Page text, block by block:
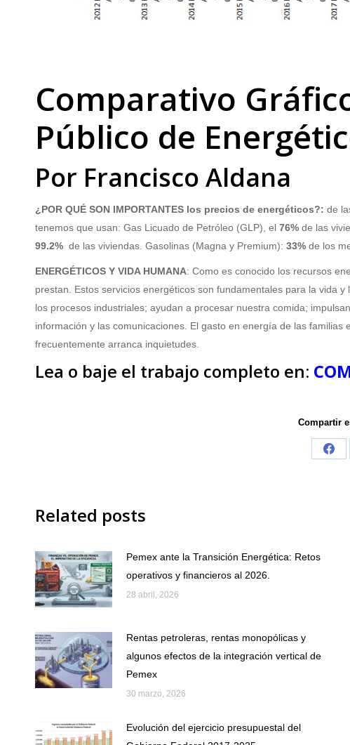
Comparativo
Público de
Por Francisco Aldana
¿POR QUÉ SON IMPORTANTES los precios de energéticos?: de
tenemos que usan: Gas Licuado de Petróleo (GLP), el 76% de las
99.2% de las viviendas. Gasolinas (Magna y Premium): 33% de los
ENERGÉTICOS Y VIDA HUMANA: Como es conocido los recursos
prestan. Estos servicios energéticos son fundamentales para la vida
los procesos industriales; ayudan a procesar nuestra comida;
información y las comunicaciones. El gasto en energía de las
frecuentemente arranca inquietudes.
Lea o baje el trabajo completo en:
Compartir
Related posts
Pemex ante la Transición Energética: Retos
operativos y financieros al 2026.
28 abril, 2026
Rentas petroleras, rentas monopólicas y
algunos efectos de la integración vertical de
Pemex
30 marzo, 2026
Evolución del ejercicio presupuestal del